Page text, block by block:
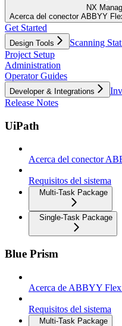
NX
Acerca del conector ABBYY
Get Started
Design Tools
Scanning
Project Setup
Administration
Operator Guides
Developer & Integrations
Release Notes
UiPath
Acerca del conector
Requisitos del sistema
Multi-Task Package
Single-Task Package
Blue Prism
Acerca de ABBYY
Requisitos del sistema
Multi-Task Package